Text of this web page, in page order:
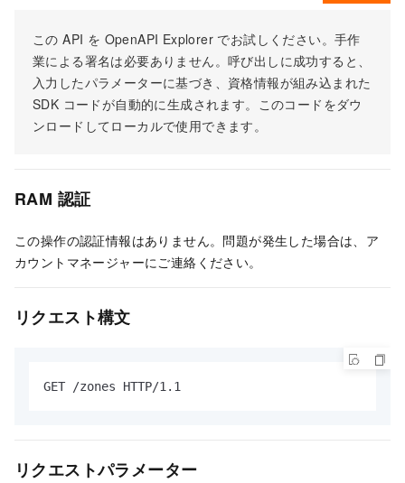
この API を OpenAPI Explorer でお試しください。手作
業による署名は必要ありません。呼び出しに成功すると、
入力したパラメーターに基づき、資格情報が組み込まれた
SDK コードが自動的に生成されます。このコードをダウ
ンロードしてローカルで使用できます。
RAM 認証
この操作の認証情報はありません。問題が発生した場合は、ア
カウントマネージャーにご連絡ください。
リクエスト構文
GET /zones HTTP/1.1
リクエストパラメーター